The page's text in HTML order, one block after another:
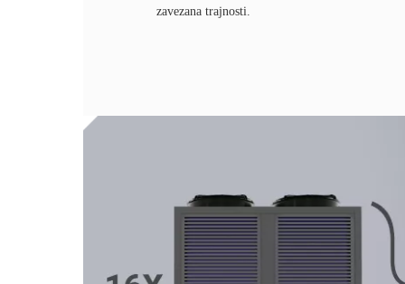
zavezana trajnosti.